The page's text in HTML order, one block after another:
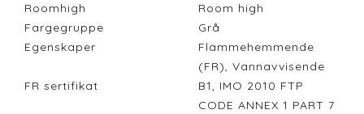
Roomhigh
Room high
Fargegruppe
Grå
Egenskaper
Flammehemmende
(FR), Vannavvisende
FR sertifikat
B1, IMO 2010 FTP
CODE ANNEX 1 PART 7